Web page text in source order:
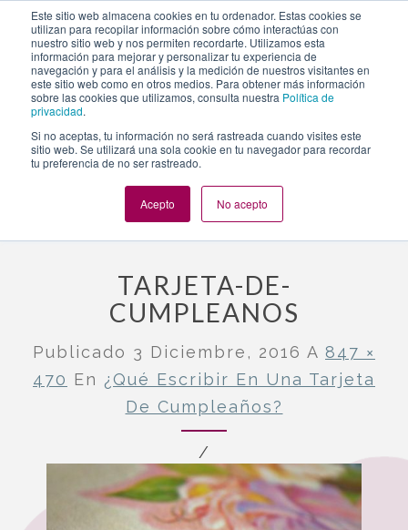
Este sitio web almacena cookies en tu ordenador. Estas cookies se
utilizan para recopilar información sobre cómo interactúas con
nuestro sitio web y nos permiten recordarte. Utilizamos esta
información para mejorar y personalizar tu experiencia de
navegación y para el análisis y la medición de nuestros visitantes en
este sitio web como en otros medios. Para obtener más información
sobre las cookies que utilizamos, consulta nuestra Política de
privacidad.
Si no aceptas, tu información no será rastreada cuando visites este
sitio web. Se utilizará una sola cookie en tu navegador para recordar
tu preferencia de no ser rastreado.
Acepto No acepto
https://www.evento.love/blog/escribir-una-tarjeta-
cumpleanos-madrid/tarjeta-de-cumpleanos/
Cumpleaños»¿Qué escribir en una tarjeta de
tarjeta-de-cumpleanos
TARJETA-DE-
CUMPLEANOS
Publicado 3 Diciembre, 2016 A 847 ×
470 En ¿Qué Escribir En Una Tarjeta
De Cumpleaños?
/